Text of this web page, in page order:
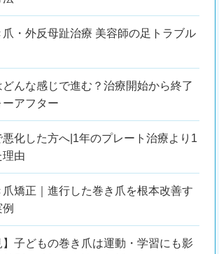
・外反母趾治療 美容師の足トラブル
んな感じで進む？治療開始から終了
ーアフター
化した方へ|1年のプレート治療より1
理由
矯正｜進行した巻き爪を根本改善す
】子どもの巻き爪は運動・学習にも影